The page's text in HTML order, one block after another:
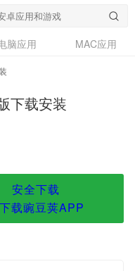
装
脑应用
MAC应用
设计奖
下载安装
安全下载
载豌豆荚APP